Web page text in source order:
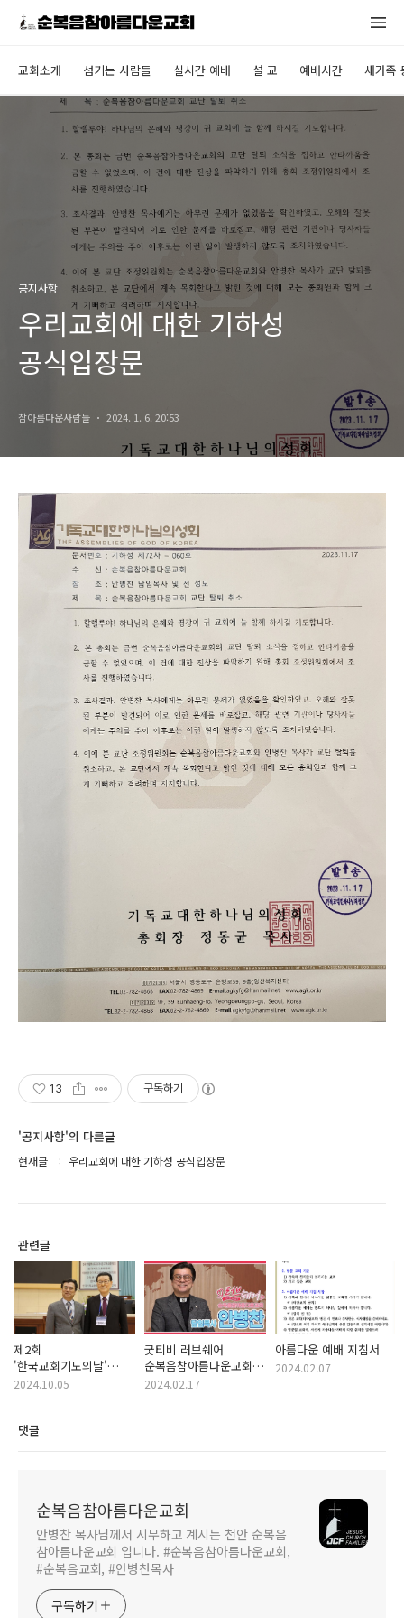
교회소개 섬기는 사람들 실시간 예배 설 교 예배시간 새가족
공지사항
우리교회에 대한 기하성
공식입장문
참아름다운사람들 2024. 1. 6. 20:53
13 구독하기
'공지사항'의 다른글
현재글 우리교회에 대한 기하성 공식입장문
관련글
제2회
'한국교회기도의날'
24.10.03
2024.10.05
굿티비 러브쉐어
순복음참아름다운교회
편
2024.02.17
아름다운 예배 지침서
2024.02.07
댓글
순복음참아름다운교회
안병찬 목사님께서 시무하고 계시는 천안 순복음
참아름다운교회 입니다. #순복음참아름다운교회,
#순복음교회, #안병찬목사
구독하기